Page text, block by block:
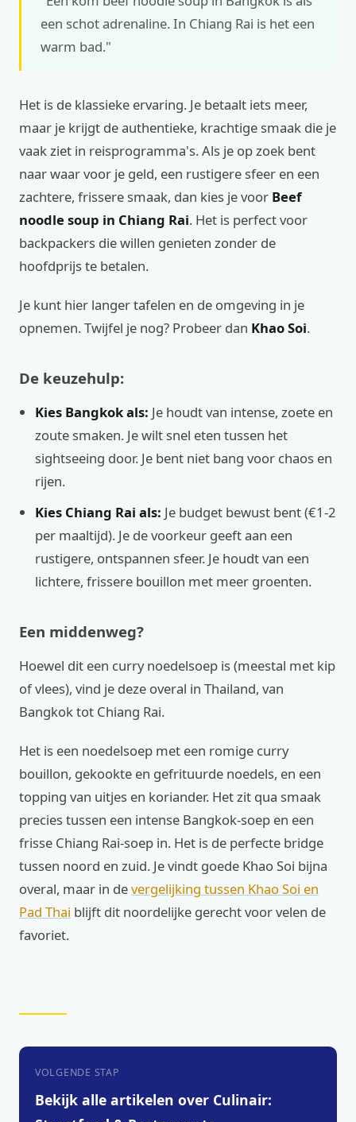
een schot adrenaline. In Chiang Rai is het een
warm bad."
Het is de klassieke ervaring. Je betaalt iets meer,
maar je krijgt de authentieke, krachtige smaak die je
vaak ziet in reisprogramma's. Als je op zoek bent
naar waar voor je geld, een rustigere sfeer en een
zachtere, frissere smaak, dan kies je voor Beef
noodle soup in Chiang Rai. Het is perfect voor
backpackers die willen genieten zonder de
hoofdprijs te betalen.
Je kunt hier langer tafelen en de omgeving in je
opnemen. Twijfel je nog? Probeer dan Khao Soi.
De keuzehulp:
Kies Bangkok als: Je houdt van intense, zoete en
zoute smaken. Je wilt snel eten tussen het
sightseeing door. Je bent niet bang voor chaos en
rijen.
Kies Chiang Rai als: Je budget bewust bent (€1-2
per maaltijd). Je de voorkeur geeft aan een
rustigere, ontspannen sfeer. Je houdt van een
lichtere, frissere bouillon met meer groenten.
Een middenweg?
Hoewel dit een curry noedelsoep is (meestal met kip
of vlees), vind je deze overal in Thailand, van
Bangkok tot Chiang Rai.
Het is een noedelsoep met een romige curry
bouillon, gekookte en gefrituurde noedels, en een
topping van uitjes en koriander. Het zit qua smaak
precies tussen een intense Bangkok-soep en een
frisse Chiang Rai-soep in. Het is de perfecte bridge
tussen noord en zuid. Je vindt goede Khao Soi bijna
overal, maar in devergelijking tussen Khao Soi en
Pad Thai blijft dit noordelijke gerecht voor velen de
favoriet.
VOLGENDE STAP
Bekijk alle artikelen over Culinair: